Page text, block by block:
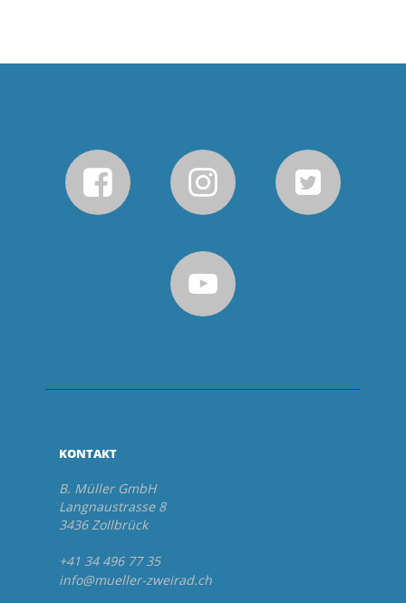
KONTAKT
B. Müller GmbH
Langnaustrasse 8
3436 Zollbrück
+41 34 496 77 35
info@mueller-zweirad.ch